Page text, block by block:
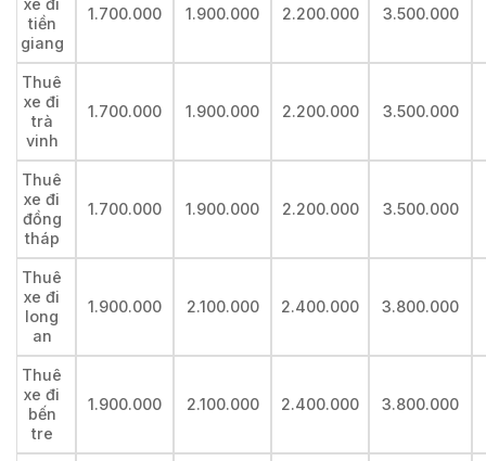
xe đi
tiền
giang
1.700.000 1.900.000 2.200.000 3.500.000
Thuê
xe đi
trà
vinh
1.700.000 1.900.000 2.200.000 3.500.000
Thuê
xe đi
đồng
tháp
1.700.000 1.900.000 2.200.000 3.500.000
Thuê
xe đi
long
an
1.900.000 2.100.000 2.400.000 3.800.000
Thuê
xe đi
bến
tre
1.900.000 2.100.000 2.400.000 3.800.000